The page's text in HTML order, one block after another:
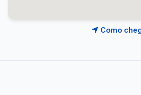
Como